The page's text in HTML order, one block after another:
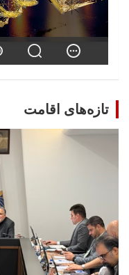
تازه‌های اقامت